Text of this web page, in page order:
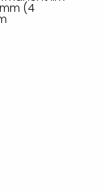
(4